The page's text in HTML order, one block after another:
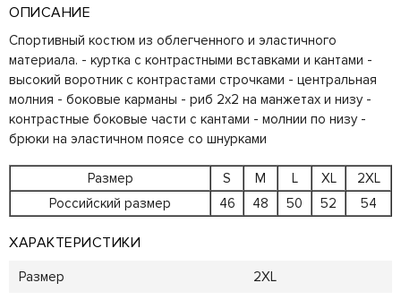
ОПИСАНИЕ
Спортивный костюм из облегченного и эластичного
материала. - куртка с контрастными вставками и кантами -
высокий воротник с контрастами строчками - центральная
молния - боковые карманы - риб 2х2 на манжетах и низу -
контрастные боковые части с кантами - молнии по низу -
брюки на эластичном поясе со шнурками
Размер S M L XL
2XL
Российский размер
46 48 50 52 54
ХАРАКТЕРИСТИКИ
Размер
2XL